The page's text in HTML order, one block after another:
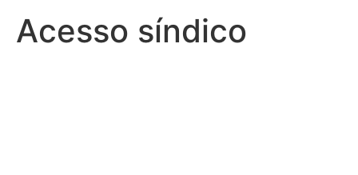
Acesso síndico